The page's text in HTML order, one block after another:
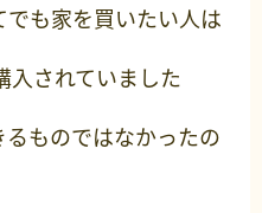
も家を買いたい人は
入されていました
ものではなかったの